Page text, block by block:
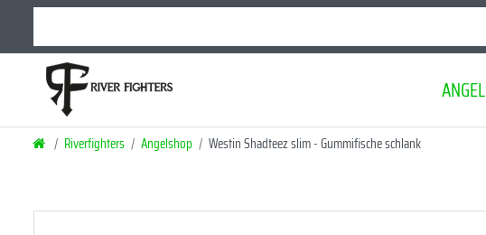
Riverfighters Angelshop Westin Shadteez slim - Gummifische schlank